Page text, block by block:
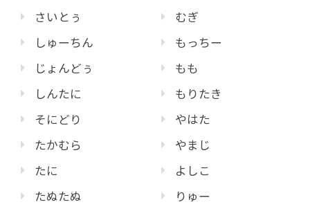
さいとぅ
しゅーちん
じょんどぅ
しんたに
そにどり
たかむら
たに
たぬたぬ
むぎ
もっちー
もも
もりたき
やはた
やまじ
よしこ
りゅー